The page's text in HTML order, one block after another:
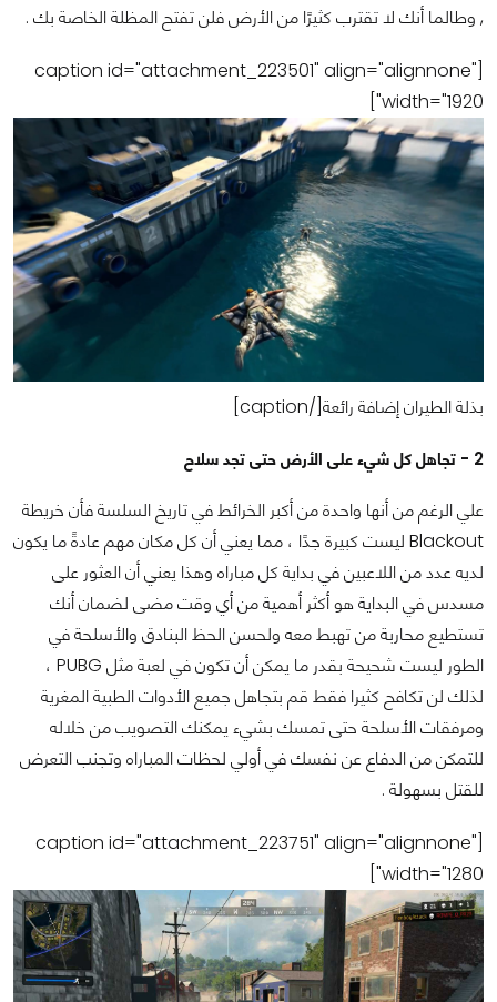
, وطالما أنك لا تقترب كثيرًا من الأرض فلن تفتح المظلة الخاصة بك .
[caption id="attachment_223501" align="alignnone"
width="1920"]
بذلة الطيران إضافة رائعة[/caption]
2 - تجاهل كل شيء على الأرض حتى تجد سلاح
علي الرغم من أنها واحدة من أكبر الخرائط في تاريخ السلسة فأن خريطة
Blackout ليست كبيرة جدًا ، مما يعني أن كل مكان مهم عادةً ما يكون
لديه عدد من اللاعبين في بداية كل مباراه وهذا يعني أن العثور على
مسدس في البداية هو أكثر أهمية من أي وقت مضى لضمان أنك
تستطيع محاربة من تهبط معه ولحسن الحظ البنادق والأسلحة في
الطور ليست شحيحة بقدر ما يمكن أن تكون في لعبة مثل PUBG ،
لذلك لن تكافح كثيرا فقط قم بتجاهل جميع الأدوات الطبية المغرية
ومرفقات الأسلحة حتى تمسك بشيء يمكنك التصويب من خلاله
للتمكن من الدفاع عن نفسك في أولي لحظات المباراه وتجنب التعرض
للقتل بسهولة .
[caption id="attachment_223751" align="alignnone"
width="1280"]